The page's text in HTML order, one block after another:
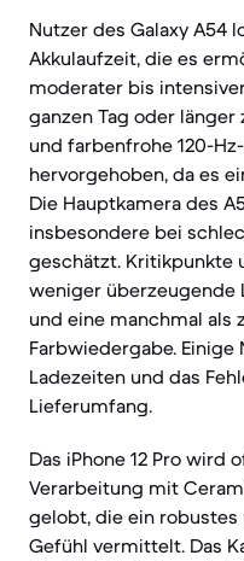
Nutzer des Galaxy A54
Akkulaufzeit, die es
moderater bis
ganzen Tag oder
und farbenfrohe 120-
hervorgehoben, da es
Die Hauptkamera des
insbesondere bei
geschätzt. Kritikpunkte
weniger überzeugende
und eine manchmal
Farbwiedergabe.
Ladezeiten und das
Lieferumfang.
Das iPhone 12 Pro
Verarbeitung mit
gelobt, die ein
Gefühl vermittelt. Das